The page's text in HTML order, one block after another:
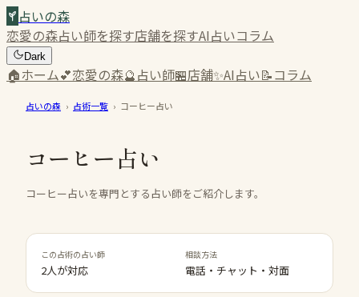
占いの森
恋愛の森占い師を探す店舗を探すAI占いコラム
Dark
🏠ホーム💕恋愛の森🔮占い師🏪店舗✨AI占い📝コラム
占いの森 › 占術一覧 › コーヒー占い
コーヒー占い
コーヒー占いを専門とする占い師をご紹介します。
この占術の占い師
2人が対応
相談方法
電話・チャット・対面